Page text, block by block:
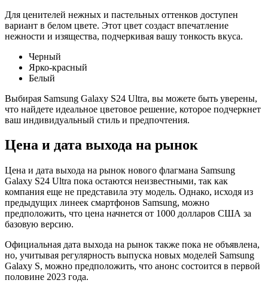
Для ценителей нежных и пастельных оттенков доступен
вариант в белом цвете. Этот цвет создаст впечатление
нежности и изящества, подчеркивая вашу тонкость вкуса.
Черный
Ярко-красный
Белый
Выбирая Samsung Galaxy S24 Ultra, вы можете быть уверены,
что найдете идеальное цветовое решение, которое подчеркнет
ваш индивидуальный стиль и предпочтения.
Цена и дата выхода на рынок
Цена и дата выхода на рынок нового флагмана Samsung
Galaxy S24 Ultra пока остаются неизвестными, так как
компания еще не представила эту модель. Однако, исходя из
предыдущих линеек смартфонов Samsung, можно
предположить, что цена начнется от 1000 долларов США за
базовую версию.
Официальная дата выхода на рынок также пока не объявлена,
но, учитывая регулярность выпуска новых моделей Samsung
Galaxy S, можно предположить, что анонс состоится в первой
половине 2023 года.